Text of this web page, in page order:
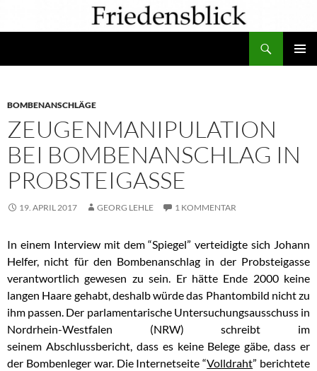
BOMBENANSCHLÄGE
ZEUGENMANIPULATION
BEI BOMBENANSCHLAG IN
PROBSTEIGASSE
19. APRIL 2017 GEORG LEHLE 1 KOMMENTAR
In einem Interview mit dem “Spiegel” verteidigte sich Johann
Helfer, nicht für den Bombenanschlag in der Probsteigasse
verantwortlich gewesen zu sein. Er hätte Ende 2000 keine
langen Haare gehabt, deshalb würde das Phantombild nicht zu
ihm passen. Der parlamentarische Untersuchungsausschuss in
Nordrhein-Westfalen (NRW) schreibt im
seinem Abschlussbericht, dass es keine Belege gäbe, dass er
der Bombenleger war. Die Internetseite “Volldraht” berichtete